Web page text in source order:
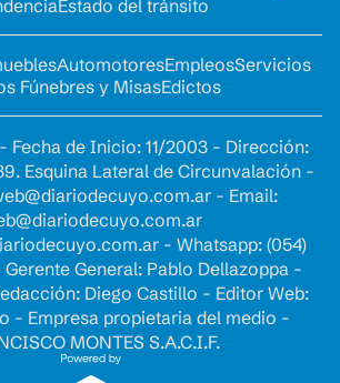
Estado del tránsito
AutomotoresEmpleosServicios
Fúnebres y MisasEdictos
Fecha de Inicio: 11/2003 - Dirección:
Esquina Lateral de Circunvalación -
- Email:
- Whatsapp: (054)
General: Pablo Dellazoppa -
Diego Castillo - Editor Web:
- Empresa propietaria del medio -
MONTES S.A.C.I.F.